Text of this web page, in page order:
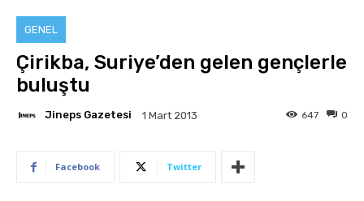
GENEL
Çirikba, Suriye’den gelen gençlerle
buluştu
Jineps Gazetesi 1 Mart 2013 0
647
Facebook Twitter